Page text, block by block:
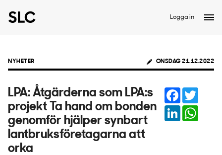
Logga in
NYHETER ONSDAG 21.12.2022
LPA: Åtgärderna som LPA:s
projekt Ta hand om bonden
genomför hjälper synbart
lantbruksföretagarna att
orka
Facebook
LinkedIn